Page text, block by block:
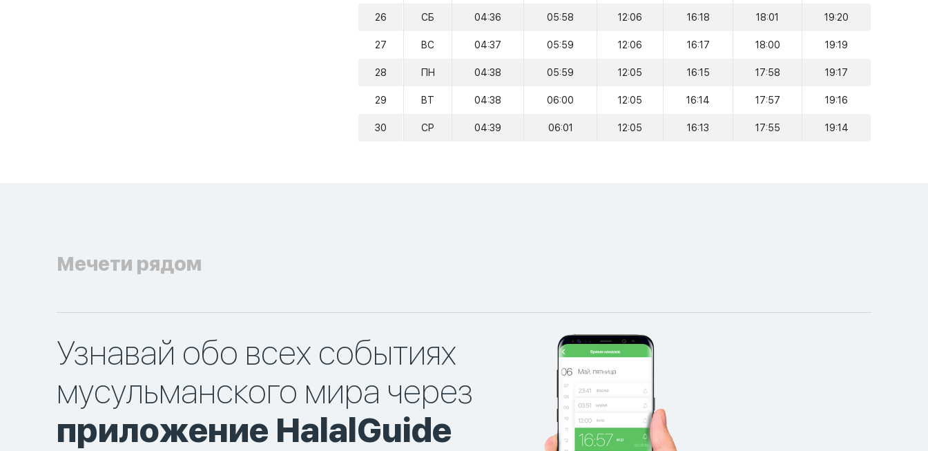
26 СБ 04:36 05:58 12:06 16:18 18:01 19:20
27 ВС 04:37 05:59 12:06 16:17 18:00 19:19
28 ПН 04:38 05:59 12:05 16:15 17:58 19:17
29 ВТ 04:38 06:00 12:05 16:14 17:57 19:16
30 СР 04:39 06:01 12:05 16:13 17:55 19:14
Мечети рядом
Узнавай обо всех событиях
мусульманского мира через
приложение HalalGuide